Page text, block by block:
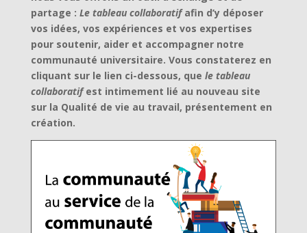
partage : Le tableau collaboratifafin d’y déposer
vos idées, vos expériences et vos expertises
pour soutenir, aider et accompagner notre
communauté universitaire. Vous constaterez en
cliquant sur le lien ci-dessous, que le tableau
collaboratifest intimement lié au nouveau site
sur la Qualité de vie au travail, présentement en
création.